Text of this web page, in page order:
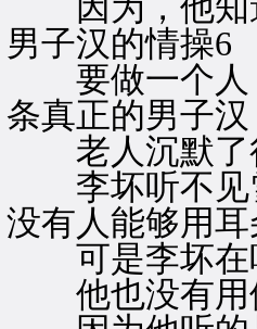
因为，他知
男子汉的情操6
要做一个人
条真正的男子
老人沉默了
李坏听不见
没有人能够用
可是李坏在
他也没有用